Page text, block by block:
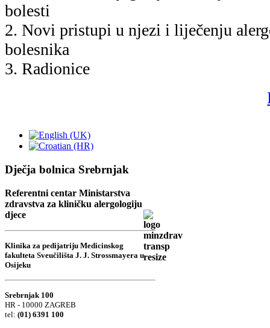
Dječja bolnica Srebrnjak
Referentni centar Ministarstva
zdravstva za kliničku alergologiju
djece
Klinika za pedijatriju Medicinskog
fakulteta Sveučilišta J. J. Strossmayera u
Osijeku
Srebrnjak 100
HR - 10000 ZAGREB
tel: (01) 6391 100